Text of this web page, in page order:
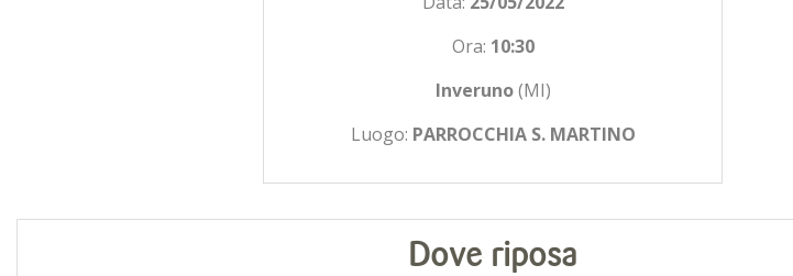
Ora: 10:30
Inveruno(MI)
Luogo: PARROCCHIA S. MARTINO
Dove riposa